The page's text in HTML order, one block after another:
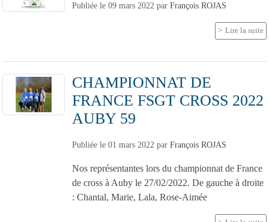
Publiée le 09 mars 2022 par François ROJAS
Lire la suite
CHAMPIONNAT DE
FRANCE FSGT CROSS 2022
AUBY 59
Publiée le 01 mars 2022 par François ROJAS
Nos représentantes lors du championnat de France
de cross à Auby le 27/02/2022. De gauche à droite
: Chantal, Marie, Lala, Rose-Aimée